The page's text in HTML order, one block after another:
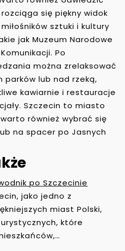
się piękny widok
sztuki i kultury
jak Muzeum Narodowe
Po
można zrelaksować
parków lub nad rzeką,
kawiarnie i restauracje
Szczecin to miasto
również wybrać się
na spacer po Jasnych
po Szczecinie
jako jedno z
miast Polski,
które